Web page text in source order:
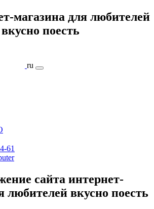
магазина для любителей
вкусно поесть
ru
61
сайта интернет-
любителей вкусно поесть